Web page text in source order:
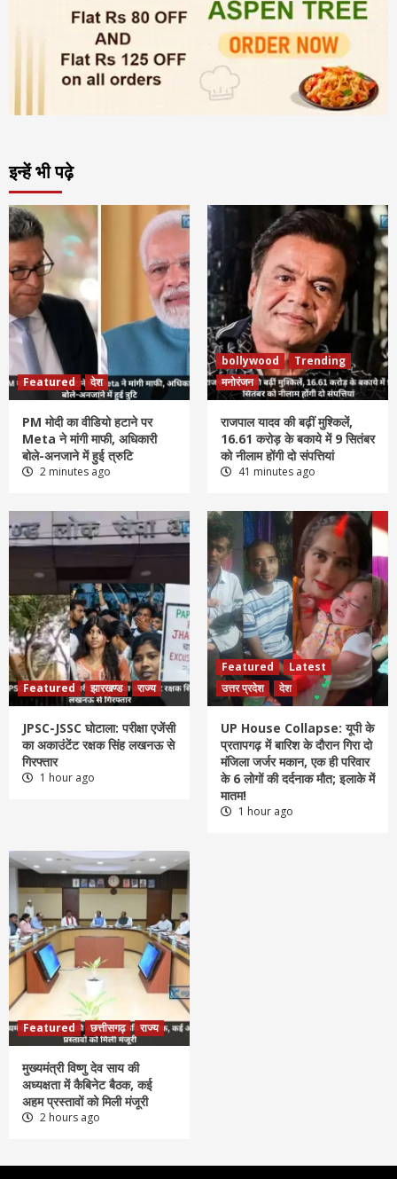
इन्हें भी पढ़े
Featured देश
PM मोदी का वीडियो हटाने पर
Meta ने मांगी माफी, अधिकारी
बोले-अनजाने में हुई त्रुटि
2 minutes ago
bollywood
Trending
मनोरंजन
राजपाल यादव की बढ़ीं मुश्किलें,
16.61 करोड़ के बकाये में 9 सितंबर
को नीलाम होंगी दो संपत्तियां
41 minutes ago
Featured झारखण्ड राज्य
JPSC-JSSC घोटाला: परीक्षा एजेंसी
का अकाउंटेंट रक्षक सिंह लखनऊ से
गिरफ्तार
1 hour ago
Featured
Latest
उत्तर प्रदेश
देश
UP House Collapse: यूपी के
प्रतापगढ़ में बारिश के दौरान गिरा दो
मंजिला जर्जर मकान, एक ही परिवार
के 6 लोगों की दर्दनाक मौत; इलाके में
मातम!
1 hour ago
Featured छत्तीसगढ़ राज्य
मुख्यमंत्री विष्णु देव साय की
अध्यक्षता में कैबिनेट बैठक, कई
अहम प्रस्तावों को मिली मंजूरी
2 hours ago